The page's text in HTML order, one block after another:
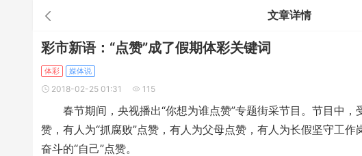
文章详情
彩市新语：“点赞”成了假期体彩关键词
体彩 媒体说
2018-02-25 01:31 115
春节期间，央视播出“你想为谁点赞”专题街采节目。节目中，
赞，有人为“抓腐败”点赞，有人为父母点赞，有人为长假坚守工
奋斗的“自己”点赞。